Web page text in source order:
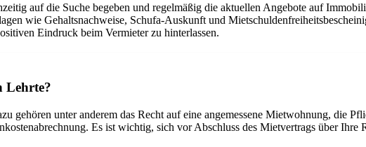
auf die Suche begeben und regelmäßig die aktuellen Angebote auf
wie Gehaltsnachweise, Schufa-Auskunft und
Eindruck beim Vermieter zu hinterlassen.
Lehrte?
gehören unter anderem das Recht auf eine angemessene Mietwohnung, die
Es ist wichtig, sich vor Abschluss des Mietvertrags über Ihre